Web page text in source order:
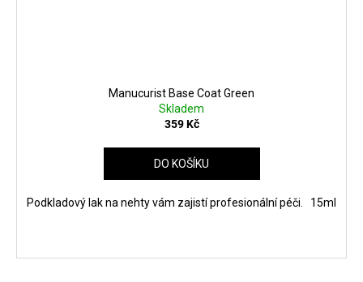
Manucurist Base Coat Green
Skladem
359 Kč
DO KOŠÍKU
Podkladový lak na nehty vám zajistí profesionální péči. 15ml